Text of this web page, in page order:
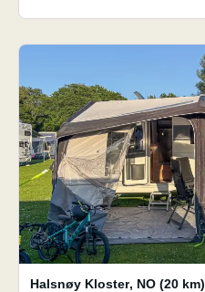
Halsnøy Kloster, NO (20 km)